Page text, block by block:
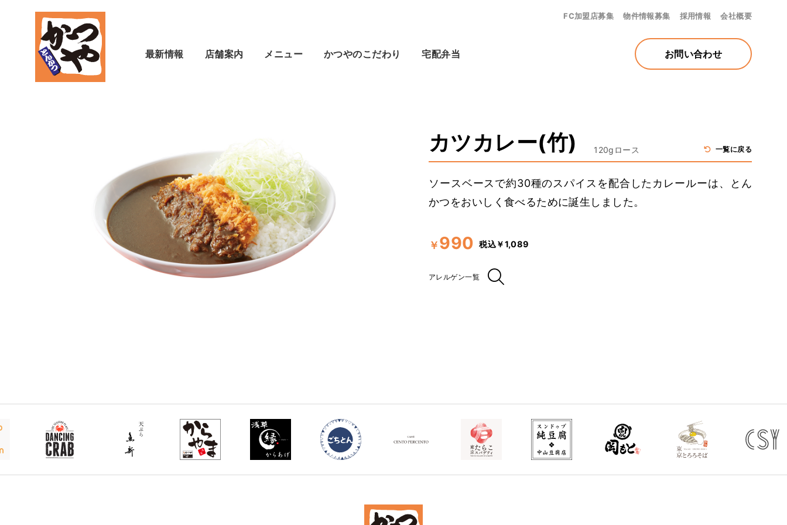
最新情報 店舗案内 メニュー かつやのこだわり 宅配弁当
FC加盟店募集 物件情報募集 採用情報 会社概要
お問い合わせ
カツカレー(竹) 120gロース 一覧に戻る
ソースベースで約30種のスパイスを配合したカレールーは、とん
かつをおいしく食べるために誕生しました。
￥990 税込￥1,089
アレルゲン一覧